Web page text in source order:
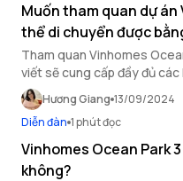
Muốn tham quan dự án
thể di chuyển được
Tham quan Vinhomes
viết sẽ cung cấp đầy đủ
hoạch chuyến đi hoàn hảo.
Hương Giang 13/09/2024
Diễn đàn 1 phút đọc
Vinhomes Ocean Park
không?